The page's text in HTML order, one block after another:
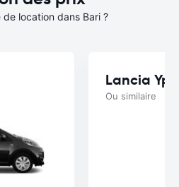
location dans Bari ?
Lancia
Ou similaire